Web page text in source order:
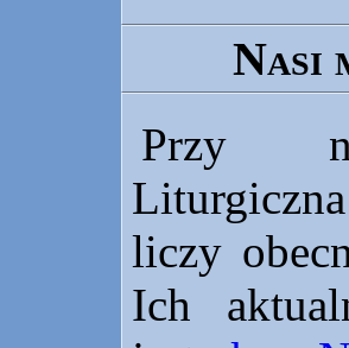
Nasi
Przy
liczy
Ich